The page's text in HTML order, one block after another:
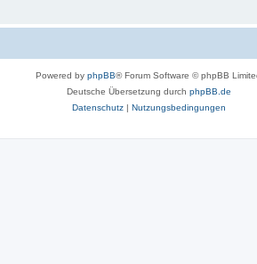
Powered by phpBB® Forum Software © phpBB
Deutsche Übersetzung durch phpBB.de
Datenschutz| Nutzungsbedingungen